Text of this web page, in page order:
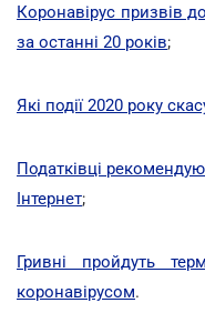
Коронавірус призвів
за останні 20 років;
Які події 2020 року
Податківці
Інтернет;
Гривні пройдуть
коронавірусом.